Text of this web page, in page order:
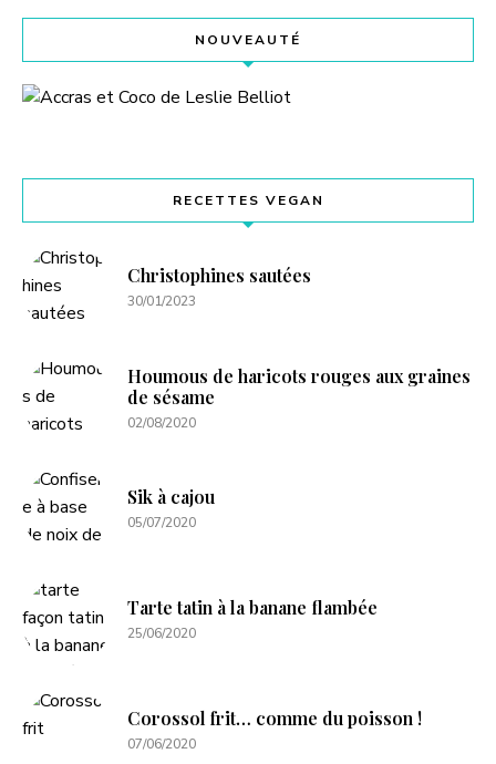
NOUVEAUTÉ
RECETTES VEGAN
Christophines sautées
30/01/2023
Houmous de haricots rouges aux graines
de sésame
02/08/2020
Sik à cajou
05/07/2020
Tarte tatin à la banane flambée
25/06/2020
Corossol frit… comme du poisson !
07/06/2020